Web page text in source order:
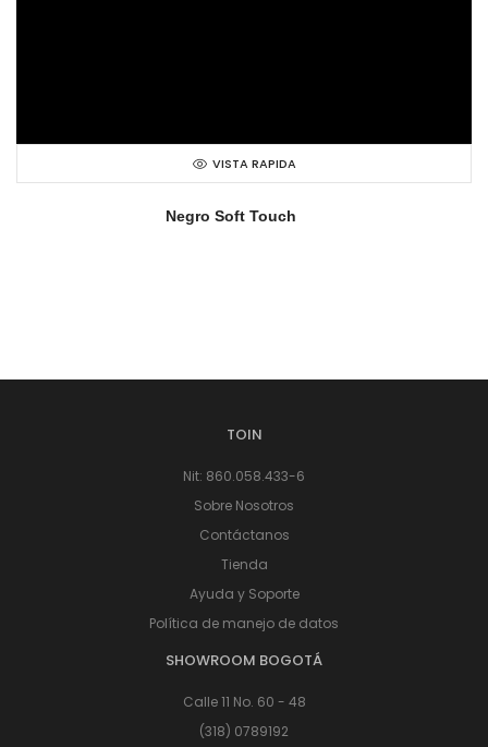
VISTA RAPIDA
Negro Soft Touch
TOIN
Nit: 860.058.433-6
Sobre Nosotros
Contáctanos
Tienda
Ayuda y Soporte
Política de manejo de datos
SHOWROOM BOGOTÁ
Calle 11 No. 60 - 48
(318) 0789192